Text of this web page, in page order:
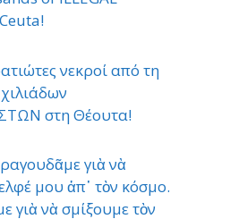
νεκροί από τη
στη Θέουτα!
γιὰ νὰ
μου ἀπ᾿ τὸν κόσμο.
γιὰ νὰ σμίξουμε τὸν